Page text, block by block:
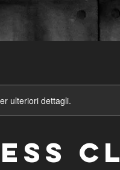
ulteriori dettagli.